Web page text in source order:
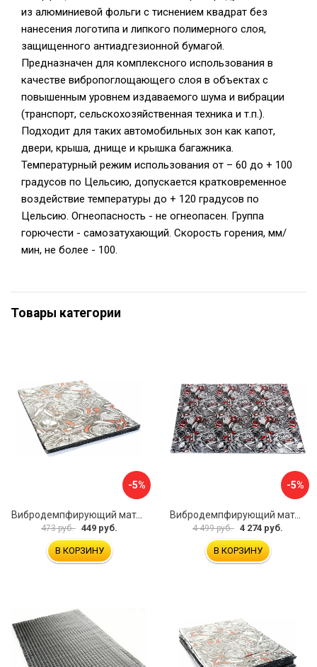
из алюминиевой фольги с тиснением квадрат без
нанесения логотипа и липкого полимерного слоя,
защищенного антиадгезионной бумагой.
Предназначен для комплексного использования в
качестве вибропоглощающего слоя в объектах с
повышенным уровнем издаваемого шума и вибрации
(транспорт, сельскохозяйственная техника и т.п.).
Подходит для таких автомобильных зон как капот,
двери, крыша, днище и крышка багажника.
Температурный режим использования от – 60 до + 100
градусов по Цельсию, допускается кратковременное
воздействие температуры до + 120 градусов по
Цельсию. Огнеопасность - не огнеопасен. Группа
горючести - самозатухающий. Скорость горения, мм/
мин, не более - 100.
Товары категории
-5%
Вибродемпфирующий материал Dreamcar Base 2 33x25 см DC-000-0926988P1393
473 руб. 449 руб.
В КОРЗИНУ
-5%
Вибродемпфирующий материал Dreamcar DC-2M0-S070050P7
4 499 руб. 4 274 руб.
В КОРЗИНУ